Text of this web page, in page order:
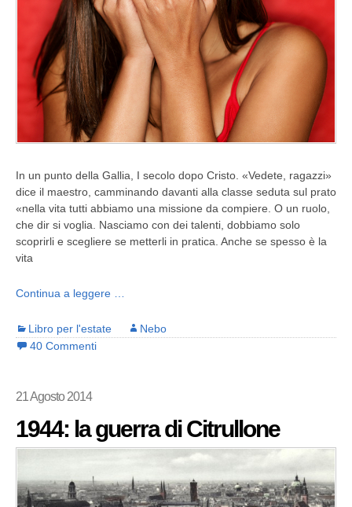
In un punto della Gallia, I secolo dopo Cristo. «Vedete, ragazzi»
dice il maestro, camminando davanti alla classe seduta sul prato
«nella vita tutti abbiamo una missione da compiere. O un ruolo,
che dir si voglia. Nasciamo con dei talenti, dobbiamo solo
scoprirli e scegliere se metterli in pratica. Anche se spesso è la
vita
Continua a leggere …
Libro per l'estate
Nebo
40 Commenti
21 Agosto 2014
1944: la guerra di Citrullone